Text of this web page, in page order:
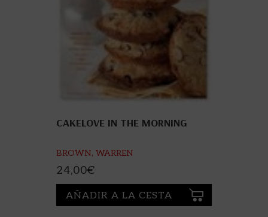
CAKELOVE IN THE MORNING
BROWN, WARREN
24,00€
AÑADIR A LA CESTA